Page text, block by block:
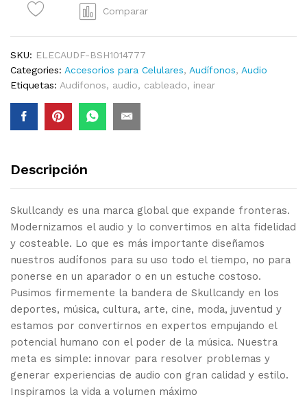
Comparar
SKU: ELECAUDF-BSH1014777
Categories: Accesorios para Celulares, Audífonos, Audio
Etiquetas: Audifonos, audio, cableado, inear
Descripción
Skullcandy es una marca global que expande fronteras.
Modernizamos el audio y lo convertimos en alta fidelidad
y costeable. Lo que es más importante diseñamos
nuestros audífonos para su uso todo el tiempo, no para
ponerse en un aparador o en un estuche costoso.
Pusimos firmemente la bandera de Skullcandy en los
deportes, música, cultura, arte, cine, moda, juventud y
estamos por convertirnos en expertos empujando el
potencial humano con el poder de la música. Nuestra
meta es simple: innovar para resolver problemas y
generar experiencias de audio con gran calidad y estilo.
Inspiramos la vida a volumen máximo